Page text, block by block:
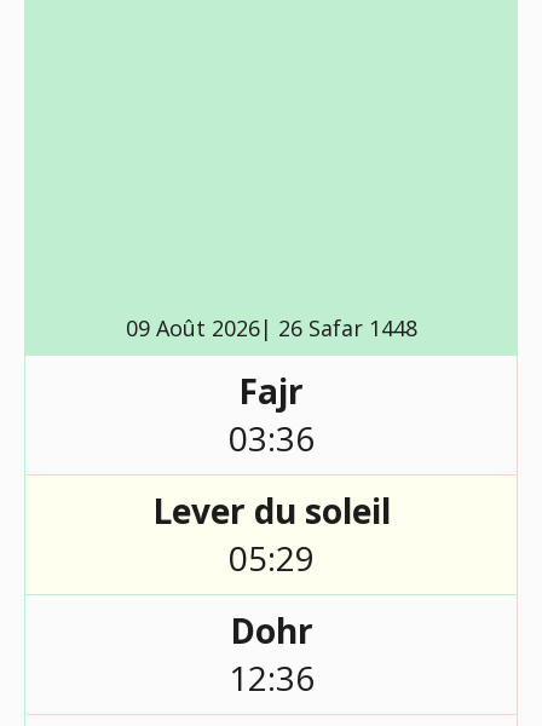
09 Août 2026| 26 Safar 1448
Fajr
03:36
Lever du soleil
05:29
Dohr
12:36